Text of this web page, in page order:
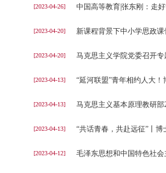
[2023-04-26]
[2023-04-20]
[2023-04-20]
[2023-04-13]
[2023-04-13]
[2023-04-13]
[2023-04-12]